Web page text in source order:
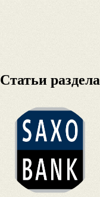
Статьи раздела